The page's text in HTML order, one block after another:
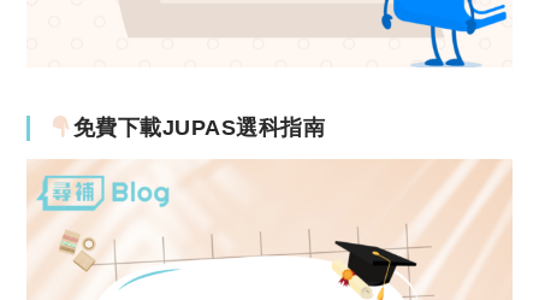
免費下載JUPAS選科指南